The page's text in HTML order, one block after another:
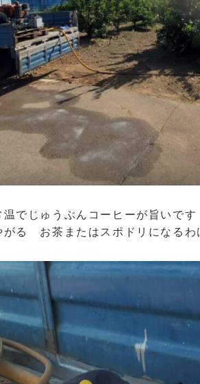
でじゅうぶんコーヒーが旨い
る お茶またはスポドリになるわ